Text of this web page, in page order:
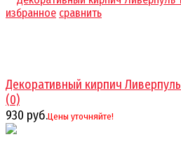
избранное сравнить
Декоративный кирпич
(0)
930 руб.Цены уточняйте!